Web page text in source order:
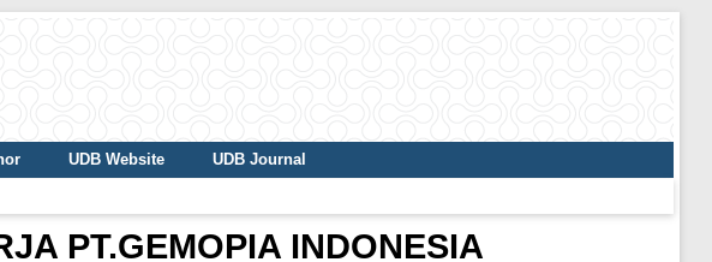
UDB Website UDB Journal
PT.GEMOPIA INDONESIA